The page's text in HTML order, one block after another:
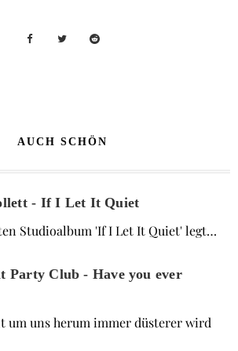
AUCH SCHÖN
- If I Let It Quiet
Studioalbum 'If I Let It Quiet' legt…
Party Club - Have you ever
um uns herum immer düsterer wird